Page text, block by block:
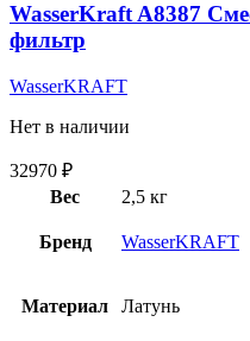
WasserKraft A8387
фильтр
WasserKRAFT
Нет в наличии
32970 ₽
Вес
2,5 кг
Бренд WasserKRAFT
Материал Латунь